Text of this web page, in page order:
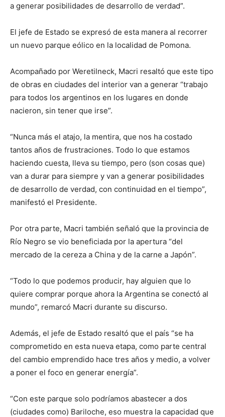
a generar posibilidades de desarrollo de verdad”.
El jefe de Estado se expresó de esta manera al recorrer
un nuevo parque eólico en la localidad de Pomona.
Acompañado por Weretilneck, Macri resaltó que este tipo
de obras en ciudades del interior van a generar “trabajo
para todos los argentinos en los lugares en donde
nacieron, sin tener que irse”.
“Nunca más el atajo, la mentira, que nos ha costado
tantos años de frustraciones. Todo lo que estamos
haciendo cuesta, lleva su tiempo, pero (son cosas que)
van a durar para siempre y van a generar posibilidades
de desarrollo de verdad, con continuidad en el tiempo”,
manifestó el Presidente.
Por otra parte, Macri también señaló que la provincia de
Río Negro se vio beneficiada por la apertura “del
mercado de la cereza a China y de la carne a Japón”.
“Todo lo que podemos producir, hay alguien que lo
quiere comprar porque ahora la Argentina se conectó al
mundo”, remarcó Macri durante su discurso.
Además, el jefe de Estado resaltó que el país “se ha
comprometido en esta nueva etapa, como parte central
del cambio emprendido hace tres años y medio, a volver
a poner el foco en generar energía”.
“Con este parque solo podríamos abastecer a dos
(ciudades como) Bariloche, eso muestra la capacidad que